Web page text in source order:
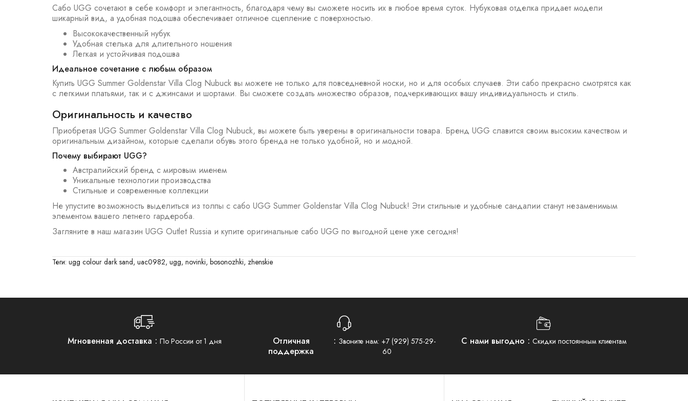
Сабо UGG сочетают в себе комфорт и элегантность, благодаря чему вы сможете носить их в любое время суток. Нубуковая отделка придает модели
шикарный вид, а удобная подошва обеспечивает отличное сцепление с поверхностью.
Высококачественный нубук
Удобная стелька для длительного ношения
Легкая и устойчивая подошва
Идеальное сочетание с любым образом
Купить UGG Summer Goldenstar Villa Clog Nubuck вы можете не только для повседневной носки, но и для особых случаев. Эти сабо прекрасно смотрятся как
с легкими платьями, так и с джинсами и шортами. Вы сможете создать множество образов, подчеркивающих вашу индивидуальность и стиль.
Оригинальность и качество
Приобретая UGG Summer Goldenstar Villa Clog Nubuck, вы можете быть уверены в оригинальности товара. Бренд UGG славится своим высоким качеством и
оригинальным дизайном, которые сделали обувь этого бренда не только удобной, но и модной.
Почему выбирают UGG?
Австралийский бренд с мировым именем
Уникальные технологии производства
Стильные и современные коллекции
Не упустите возможность выделиться из толпы с сабо UGG Summer Goldenstar Villa Clog Nubuck! Эти стильные и удобные сандалии станут незаменимым
элементом вашего летнего гардероба.
Загляните в наш магазин UGG Outlet Russia и купите оригинальные сабо UGG по выгодной цене уже сегодня!
Теги: ugg colour dark sand, uac0982, ugg, novinki, bosonozhki, zhenskie
Мгновенная доставка По России от 1 дня
Отличная
поддержка
Звоните нам: +7 (929) 575-29-
60
С нами выгодно Скидки постоянным клиентам